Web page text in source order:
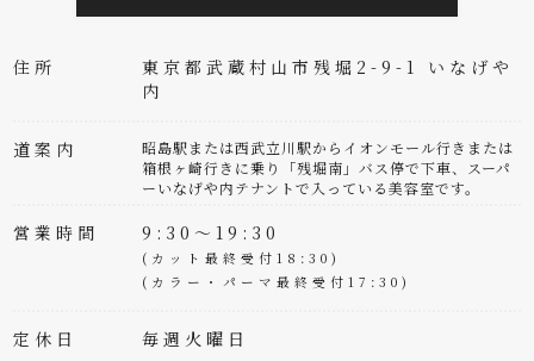
住所
東京都武蔵村山市残堀2-9-1 いなげや
内
道案内
昭島駅または西武立川駅からイオンモール行きまたは
箱根ヶ崎行きに乗り「残堀南」バス停で下車、スーパ
ーいなげや内テナントで入っている美容室です。
営業時間 9:30～19:30
(カット最終受付18:30)
(カラー・パーマ最終受付17:30)
定休日 毎週火曜日